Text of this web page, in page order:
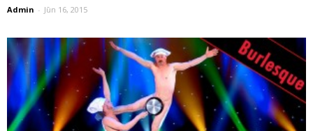
Admin - Jūn 16, 2015